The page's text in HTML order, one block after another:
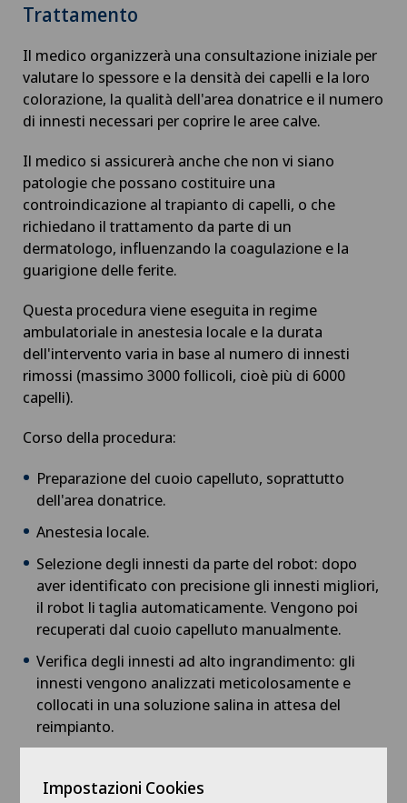
Artrosi dell'articolazione della spalla
Artrosi della caviglia
Artrosi dell’anca
Aumento di volume della tiroide – Struma
Babymoon presso Swiss Medical Network
Calcificazione della spalla
Cancro alla prostata (carcinoma prostatico)
Carcinoma peritoneale
Cardiologia
Cardiologia interventistica
Check-up
Check-up per donne
Check-up per gli atleti
NE
Trattamento
Il medico organizzerà una consultazione iniziale per
valutare lo spessore e la densità dei capelli e la loro
colorazione, la qualità dell'area donatrice e il numero
di innesti necessari per coprire le aree calve.
Il medico si assicurerà anche che non vi siano
patologie che possano costituire una
controindicazione al trapianto di capelli, o che
richiedano il trattamento da parte di un
dermatologo, influenzando la coagulazione e la
guarigione delle ferite.
Questa procedura viene eseguita in regime
ambulatoriale in anestesia locale e la durata
dell'intervento varia in base al numero di innesti
rimossi (massimo 3000 follicoli, cioè più di 6000
capelli).
Corso della procedura:
Preparazione del cuoio capelluto, soprattutto
dell'area donatrice.
Anestesia locale.
Selezione degli innesti da parte del robot: dopo
aver identificato con precisione gli innesti migliori,
il robot li taglia automaticamente. Vengono poi
recuperati dal cuoio capelluto manualmente.
Verifica degli innesti ad alto ingrandimento: gli
innesti vengono analizzati meticolosamente e
collocati in una soluzione salina in attesa del
reimpianto.
Preparazione dell'area di impianto mediante
Impostazioni Cookies